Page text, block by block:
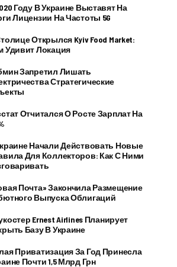
Году В Украине Выставят На
Лицензии На Частоты 5G
Открылся Kyiv Food Market:
Удивит Локация
Запретил Лишать
Стратегические
Отчитался О Росте Зарплат На
Начали Действовать Новые
Для Коллекторов: Как С Ними
Почта» Закончила Размещение
Выпуска Облигаций
Ernest Airlines Планирует
Базу В Украине
Приватизация За Год Принесла
Почти 1,5 Млрд Грн